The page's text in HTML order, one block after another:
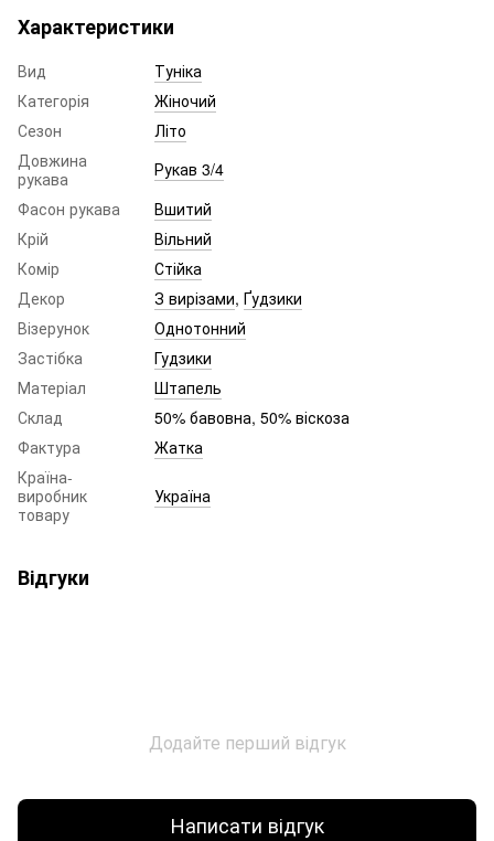
Характеристики
Вид
Туніка
Категорія
Жіночий
Сезон
Літо
Довжина
рукава
Рукав 3/4
Фасон рукава
Вшитий
Крій
Вільний
Комір
Стійка
Декор
З вирізами, Ґудзики
Візерунок
Однотонний
Застібка
Гудзики
Матеріал
Штапель
Склад
50% бавовна, 50% віскоза
Фактура
Жатка
Країна-
виробник
товару
Україна
Відгуки
Додайте перший відгук
Написати відгук